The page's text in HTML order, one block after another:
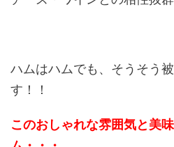
ハムはハムでも、そうそう
す！！
このおしゃれな雰囲気と美